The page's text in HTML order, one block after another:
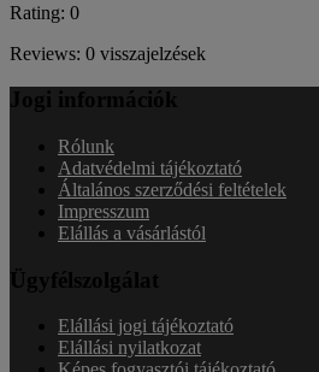
Rating: 0
Reviews: 0 visszajelzések
Jogi információk
Rólunk
Adatvédelmi tájékoztató
Általános szerződési feltételek
Impresszum
Elállás a vásárlástól
Ügyfélszolgálat
Elállási jogi tájékoztató
Elállási nyilatkozat